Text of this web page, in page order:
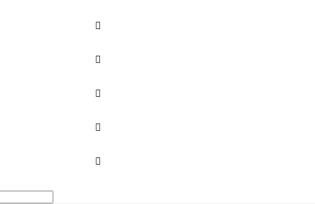




